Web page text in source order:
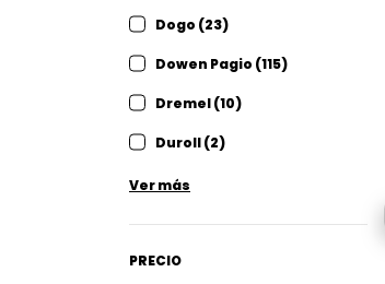
Dogo (23)
Dowen Pagio (115)
Dremel (10)
Duroll (2)
Ver más
PRECIO